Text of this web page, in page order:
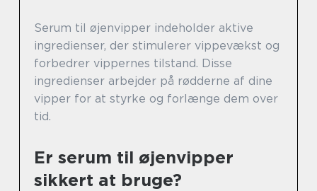
Serum til øjenvipper indeholder aktive
ingredienser, der stimulerer vippevækst og
forbedrer vippernes tilstand. Disse
ingredienser arbejder på rødderne af dine
vipper for at styrke og forlænge dem over
tid.
Er serum til øjenvipper
sikkert at bruge?